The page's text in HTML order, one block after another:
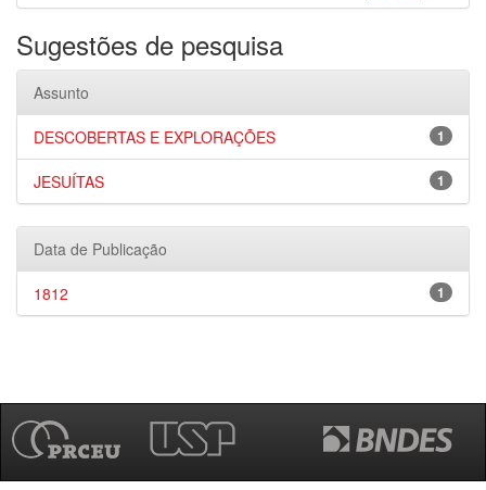
Sugestões de pesquisa
Assunto
1
DESCOBERTAS E EXPLORAÇÕES
1
JESUÍTAS
Data de Publicação
1
1812